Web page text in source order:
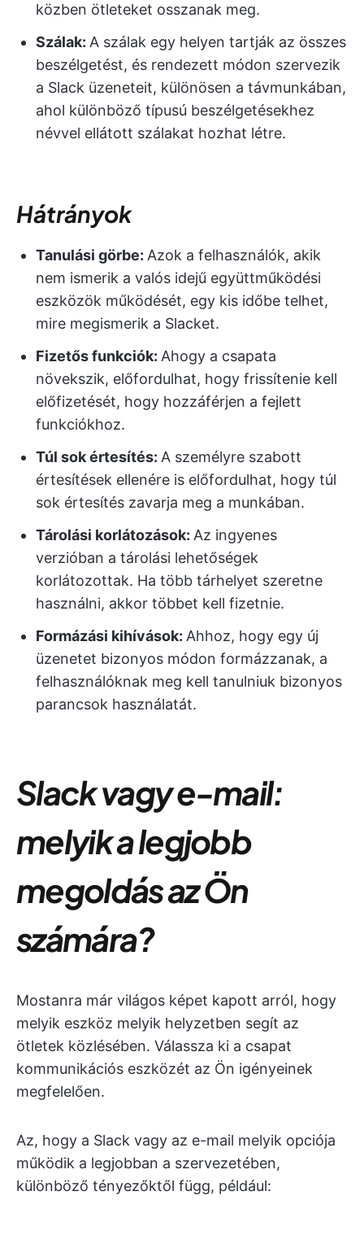
közben ötleteket osszanak meg.
Szálak: A szálak egy helyen tartják az összes
beszélgetést, és rendezett módon szervezik
a Slack üzeneteit, különösen a távmunkában,
ahol különböző típusú beszélgetésekhez
névvel ellátott szálakat hozhat létre.
Hátrányok
Tanulási görbe: Azok a felhasználók, akik
nem ismerik a valós idejű együttműködési
eszközök működését, egy kis időbe telhet,
mire megismerik a Slacket.
Fizetős funkciók: Ahogy a csapata
növekszik, előfordulhat, hogy frissítenie kell
előfizetését, hogy hozzáférjen a fejlett
funkciókhoz.
Túl sok értesítés: A személyre szabott
értesítések ellenére is előfordulhat, hogy túl
sok értesítés zavarja meg a munkában.
Tárolási korlátozások: Az ingyenes
verzióban a tárolási lehetőségek
korlátozottak. Ha több tárhelyet szeretne
használni, akkor többet kell fizetnie.
Formázási kihívások: Ahhoz, hogy egy új
üzenetet bizonyos módon formázzanak, a
felhasználóknak meg kell tanulniuk bizonyos
parancsok használatát.
Slack vagy e-mail:
melyik a legjobb
megoldás az Ön
számára?
Mostanra már világos képet kapott arról, hogy
melyik eszköz melyik helyzetben segít az
ötletek közlésében. Válassza ki a csapat
kommunikációs eszközét az Ön igényeinek
megfelelően.
Az, hogy a Slack vagy az e-mail melyik opciója
működik a legjobban a szervezetében,
különböző tényezőktől függ, például: